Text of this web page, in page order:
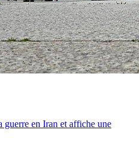
guerre en Iran et affiche une